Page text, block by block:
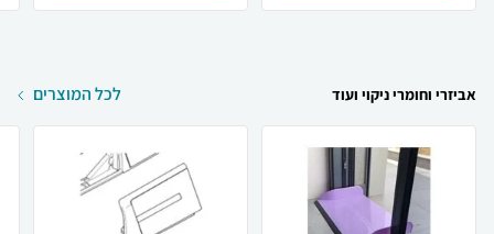
אביזרי וחומרי ניקוי ועוד לכל המוצרים